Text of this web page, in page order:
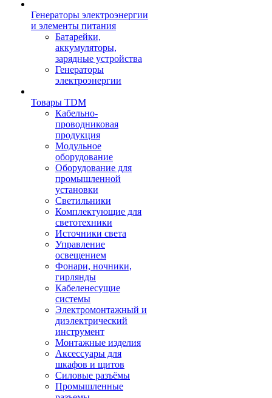
Генераторы электроэнергии
и элементы питания
Батарейки,
аккумуляторы,
зарядные устройства
Генераторы
электроэнергии
Товары TDM
Кабельно-
проводниковая
продукция
Модульное
оборудование
Оборудование для
промышленной
установки
Светильники
Комплектующие для
светотехники
Источники света
Управление
освещением
Фонари, ночники,
гирлянды
Кабеленесущие
системы
Электромонтажный и
диэлектрический
инструмент
Монтажные изделия
Аксессуары для
шкафов и щитов
Силовые разъёмы
Промышленные